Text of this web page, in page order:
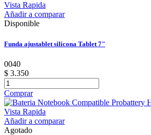
Vista Rapida
Añadir a comparar
Disponible
Funda ajustablet silicona Tablet 7"
0040
$ 3.350
Comprar
Vista Rapida
Añadir a comparar
Agotado